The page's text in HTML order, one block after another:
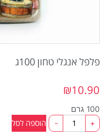
פלפל אנגלי טחון 100ג
₪10.90
100 גרם
-
כמות
פלפל
+ הוספה לסל